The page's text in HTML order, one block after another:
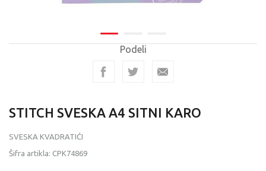
Podeli
STITCH SVESKA A4 SITNI KARO
SVESKA KVADRATIĆI
Šifra artikla: CPK74869